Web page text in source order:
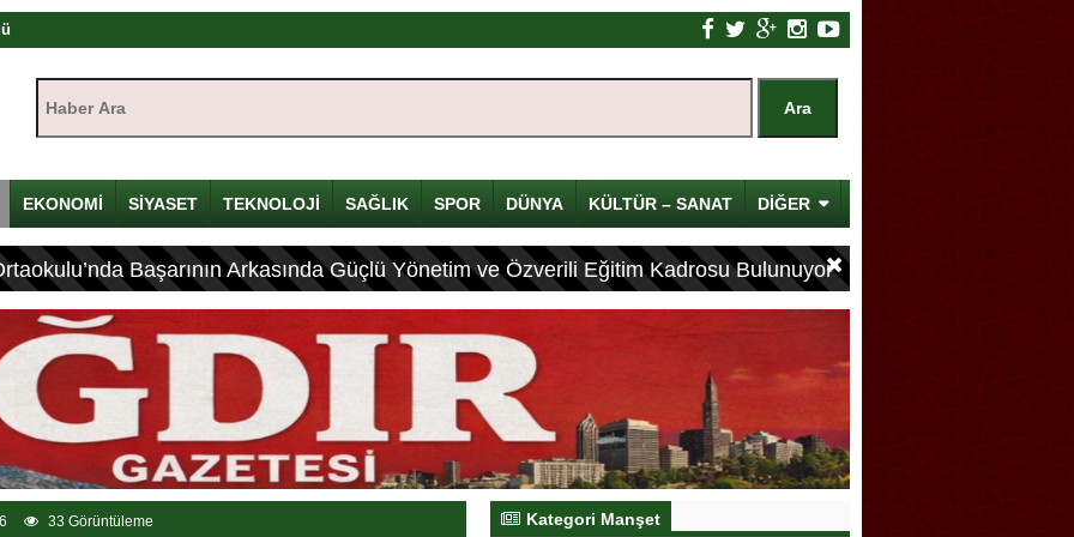
Davulunu Kırdı
Mirası
4 Yaralı
EKONOMİ SİYASET TEKNOLOJİ SAĞLIK SPOR DÜNYA KÜLTÜR – SANAT DİĞER
Başarının Arkasında Güçlü Yönetim ve Özverili Eğitim Kadrosu Bulunuyor
33 Görüntüleme Kategori Manşet